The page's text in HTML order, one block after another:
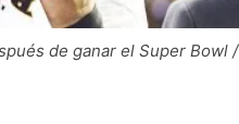
de ganar el Super Bowl /